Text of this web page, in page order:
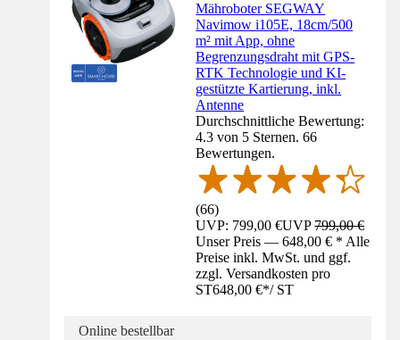
Mähroboter SEGWAY
Navimow i105E, 18cm/500
m² mit App, ohne
Begrenzungsdraht mit GPS-
RTK Technologie und KI-
gestützte Kartierung, inkl.
Antenne
Durchschnittliche Bewertung:
4.3 von 5 Sternen. 66
Bewertungen.
(66)
UVP: 799,00 €UVP799,00 €
Unser Preis — 648,00 € * Alle
Preise inkl. MwSt. und ggf.
zzgl. Versandkosten pro
ST648,00 €*/ ST
Online bestellbar